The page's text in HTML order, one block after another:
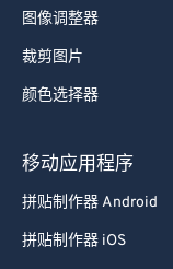
图像调整器
裁剪图片
颜色选择器
移动应用程序
拼贴制作器 Android
拼贴制作器 iOS